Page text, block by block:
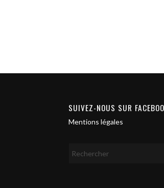
SUIVEZ-NOUS SUR
Mentions légales